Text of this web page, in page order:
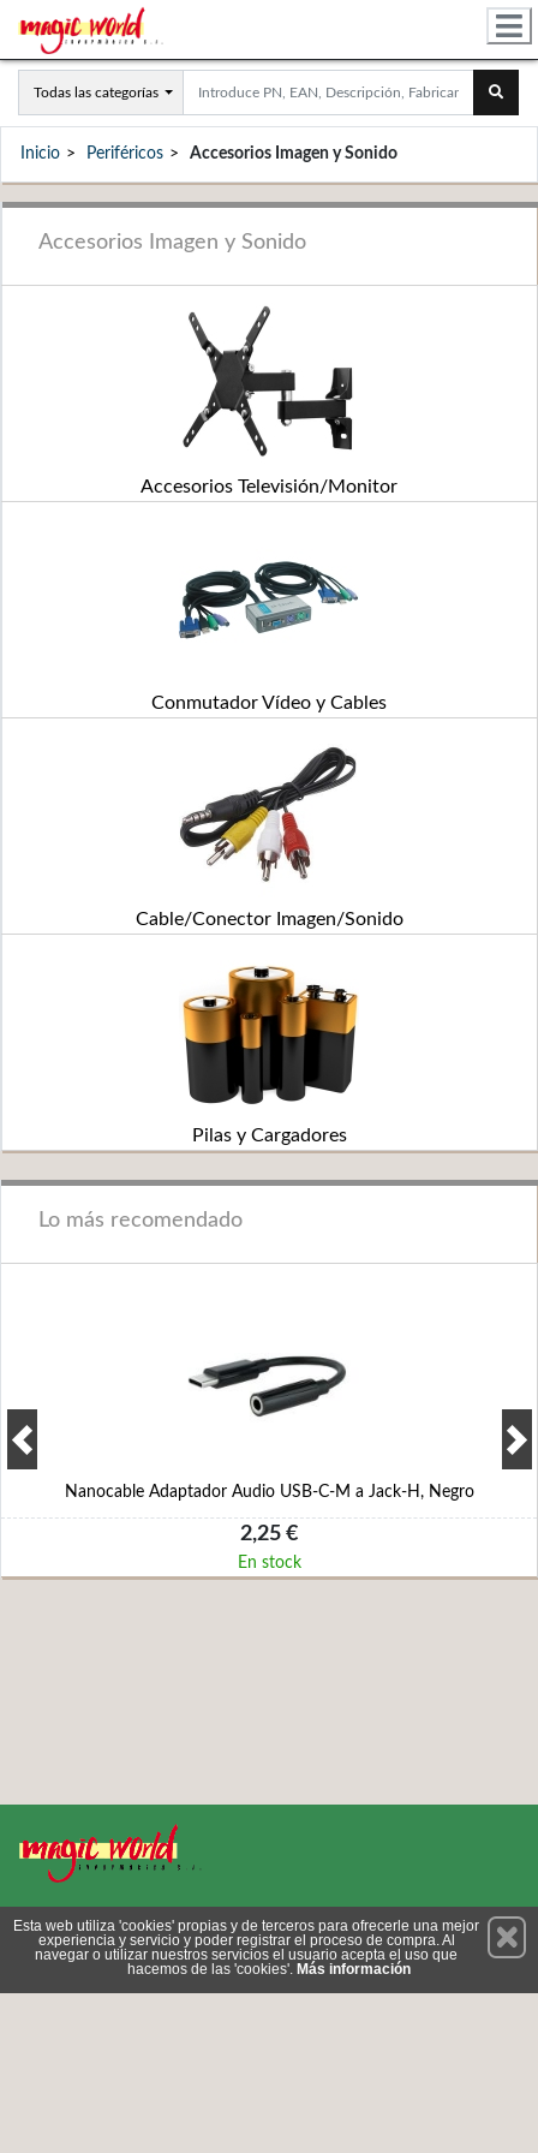
Todas las categorías
Inicio Periféricos Accesorios Imagen y Sonido
Accesorios Imagen y Sonido
Accesorios Televisión/Monitor
Conmutador Vídeo y Cables
Cable/Conector Imagen/Sonido
Pilas y Cargadores
Lo más recomendado
Nanocable Adaptador Audio USB-C-M a Jack-H, Negro
2,25 €
En stock
Suscríbete
Esta web utiliza 'cookies' propias y de terceros para ofrecerle una mejor
experiencia y servicio y poder registrar el proceso de compra. Al
navegar o utilizar nuestros servicios el usuario acepta el uso que
hacemos de las 'cookies'. Más información